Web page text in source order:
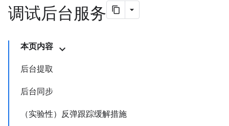
调试后台服务
本页内容
后台提取
后台同步
（实验性）反弹跟踪缓解措施